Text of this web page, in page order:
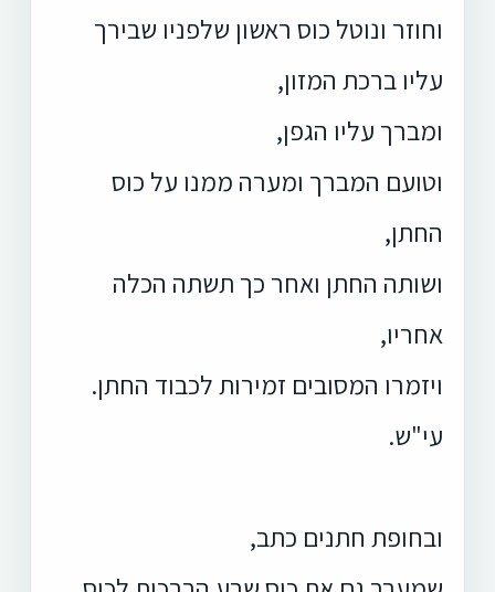
וחוזר ונוטל כוס ראשון שלפניו שבירך
עליו ברכת המזון,
ומברך עליו הגפן,
וטועם המברך ומערה ממנו על כוס
החתן,
ושותה החתן ואחר כך תשתה הכלה
אחריו,
ויזמרו המסובים זמירות לכבוד החתן.
עי"ש.
ובחופת חתנים כתב,